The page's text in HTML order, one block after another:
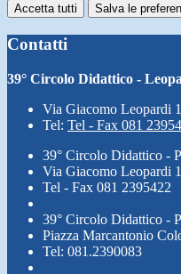
Accetta tutti Salva le
Contatti
39° Circolo Didattico -
Via Giacomo Leopardi
Tel: Tel - Fax 081
39° Circolo Didattico -
Via Giacomo Leopardi
Tel - Fax 081 2395422
39° Circolo Didattico -
Piazza Marcantonio
Tel: 081.2390083